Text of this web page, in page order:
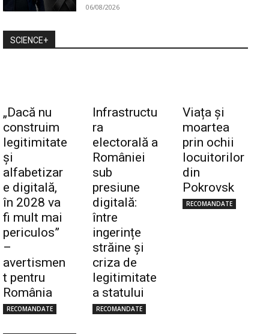
06/08/2026
SCIENCE+
„Dacă nu
construim
legitimitate
și
alfabetizar
e digitală,
în 2028 va
fi mult mai
periculos”
–
avertismen
t pentru
România
RECOMANDATE
Infrastructu
ra
electorală a
României
sub
presiune
digitală:
între
ingerințe
străine și
criza de
legitimitate
a statului
RECOMANDATE
Viața și
moartea
prin ochii
locuitorilor
din
Pokrovsk
RECOMANDATE